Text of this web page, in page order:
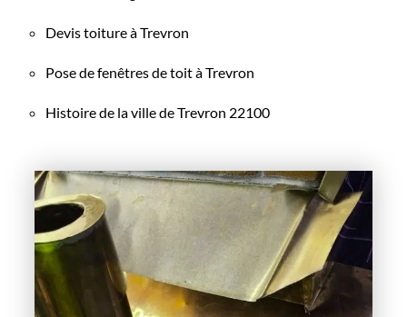
Devis toiture à Trevron
Pose de fenêtres de toit à Trevron
Histoire de la ville de Trevron 22100